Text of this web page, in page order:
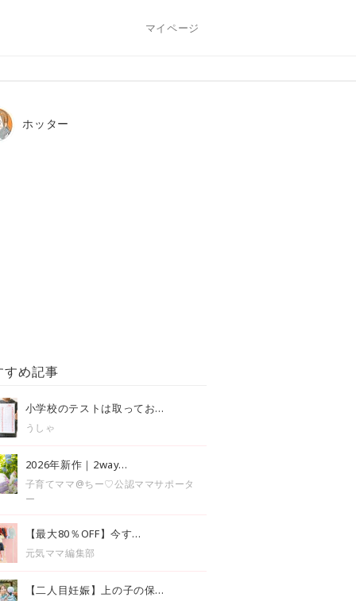
マイページ
ホッター
すめ記事
小学校のテストは取ってお...
うしゃ
2026年新作｜2way...
子育てママ@ちー♡公認ママサポータ
ー
【最大80％OFF】今す...
元気ママ編集部
【二人目妊娠】上の子の保...